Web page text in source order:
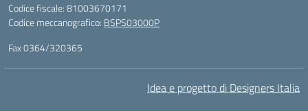
Codice fiscale: 81003670171
Codice meccanografico: BSPS03000P
Fax 0364/320365
Idea e progetto di Designers Italia